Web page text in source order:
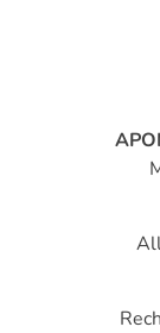
Für die